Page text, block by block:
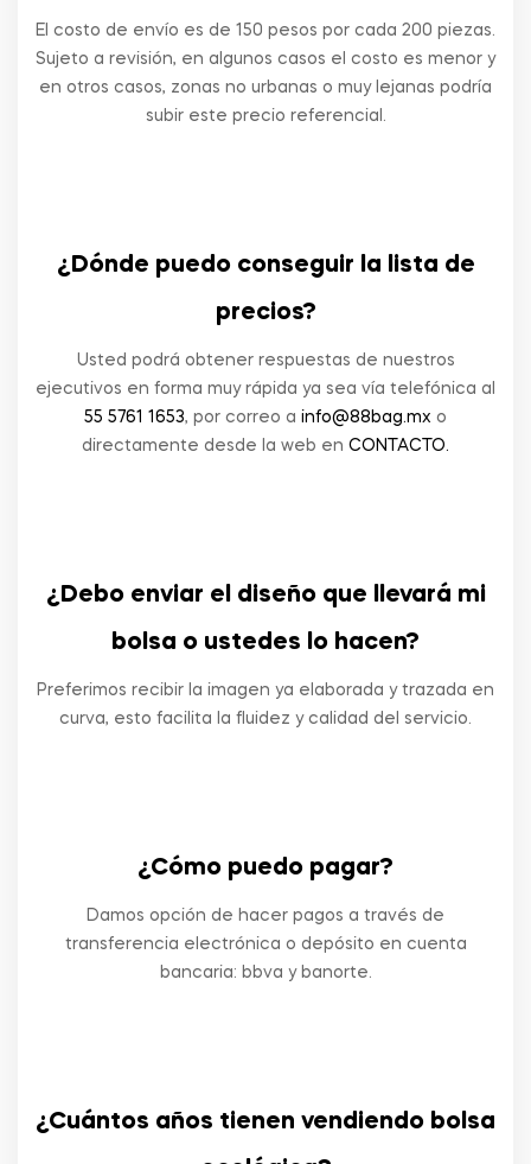
El costo de envío es de 150 pesos por cada 200 piezas.
Sujeto a revisión, en algunos casos el costo es menor y
en otros casos, zonas no urbanas o muy lejanas podría
subir este precio referencial.
¿Dónde puedo conseguir la lista de
precios?
Usted podrá obtener respuestas de nuestros
ejecutivos en forma muy rápida ya sea vía telefónica al
55 5761 1653, por correo a info@88bag.mx o
directamente desde la web en CONTACTO.
¿Debo enviar el diseño que llevará mi
bolsa o ustedes lo hacen?
Preferimos recibir la imagen ya elaborada y trazada en
curva, esto facilita la fluidez y calidad del servicio.
¿Cómo puedo pagar?
Damos opción de hacer pagos a través de
transferencia electrónica o depósito en cuenta
bancaria: bbva y banorte.
¿Cuántos años tienen vendiendo bolsa